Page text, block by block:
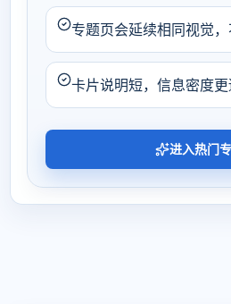
专题页会延续相同视觉，
卡片说明短，信息密度更
进入热门